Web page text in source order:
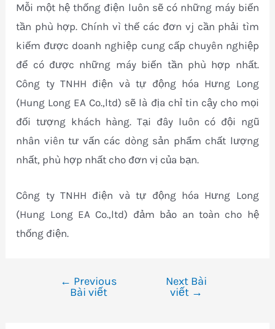
Mỗi một hệ thống điện luôn sẽ có những máy biến
tần phù hợp. Chính vì thế các đơn vj cần phải tìm
kiếm được doanh nghiệp cung cấp chuyên nghiệp
để có được những máy biến tần phù hợp nhất.
Công ty TNHH điện và tự động hóa Hưng Long
(Hung Long EA Co.,ltd) sẽ là địa chỉ tin cậy cho mọi
đối tượng khách hàng. Tại đây luôn có đội ngũ
nhân viên tư vấn các dòng sản phẩm chất lượng
nhất, phù hợp nhất cho đơn vị của bạn.
Công ty TNHH điện và tự động hóa Hưng Long
(Hung Long EA Co.,ltd) đảm bảo an toàn cho hệ
thống điện.
← Previous
Bài viết
Next Bài
viết →